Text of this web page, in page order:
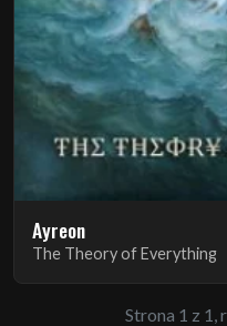
Ayreon
The Theory of Everything
Strona 1 z 1,